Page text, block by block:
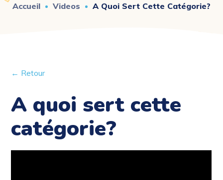
Accueil Videos A Quoi Sert Cette Catégorie?
← Retour
A quoi sert cette
catégorie?